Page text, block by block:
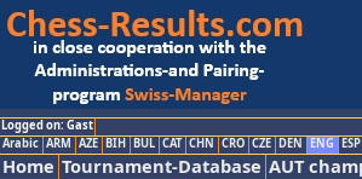
Logged on: Gast
Arabic ARM AZE BIH BUL CAT CHN CRO CZE DEN ENG ESP
Home Tournament-Database AUT